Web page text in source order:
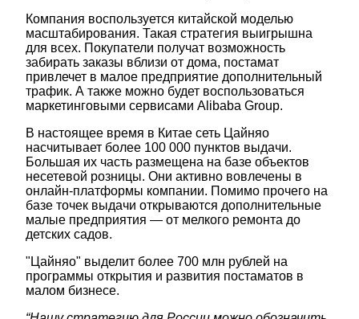
Компания воспользуется китайской моделью
масштабирования. Такая стратегия выигрышна
для всех. Покупатели получат возможность
забирать заказы вблизи от дома, постамат
привлечет в малое предприятие дополнительный
трафик. А также можно будет воспользоваться
маркетинговыми сервисами Alibaba Group.
В настоящее время в Китае сеть Цайняо
насчитывает более 100 000 пунктов выдачи.
Большая их часть размещена на базе объектов
несетевой розницы. Они активно вовлечены в
онлайн-платформы компании. Помимо прочего на
базе точек выдачи открываются дополнительные
малые предприятия — от мелкого ремонта до
детских садов.
"Цайняо" выделит более 700 млн рублей на
программы открытия и развития постаматов в
малом бизнесе.